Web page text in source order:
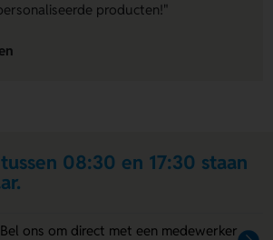
producten!"
08:30 en 17:30 staan
Bel ons om direct met een medewerker